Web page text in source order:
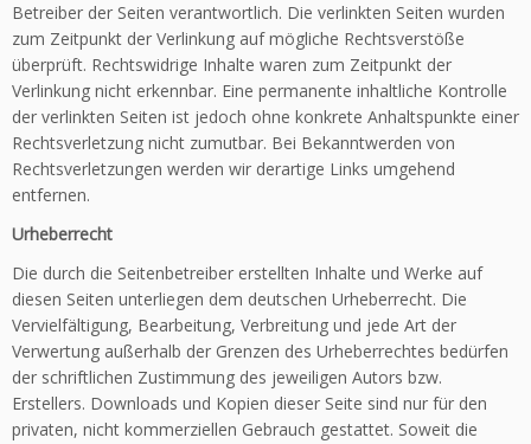
Betreiber der Seiten verantwortlich. Die verlinkten Seiten wurden
zum Zeitpunkt der Verlinkung auf mögliche Rechtsverstöße
überprüft. Rechtswidrige Inhalte waren zum Zeitpunkt der
Verlinkung nicht erkennbar. Eine permanente inhaltliche Kontrolle
der verlinkten Seiten ist jedoch ohne konkrete Anhaltspunkte einer
Rechtsverletzung nicht zumutbar. Bei Bekanntwerden von
Rechtsverletzungen werden wir derartige Links umgehend
entfernen.
Urheberrecht
Die durch die Seitenbetreiber erstellten Inhalte und Werke auf
diesen Seiten unterliegen dem deutschen Urheberrecht. Die
Vervielfältigung, Bearbeitung, Verbreitung und jede Art der
Verwertung außerhalb der Grenzen des Urheberrechtes bedürfen
der schriftlichen Zustimmung des jeweiligen Autors bzw.
Erstellers. Downloads und Kopien dieser Seite sind nur für den
privaten, nicht kommerziellen Gebrauch gestattet. Soweit die